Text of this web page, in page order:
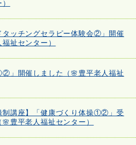
タッチングセラピー体験会②」開催
祉センター）
」開催しました（🌸豊平老人福祉
制講座】「健康づくり体操①②」受
豊平老人福祉センター）